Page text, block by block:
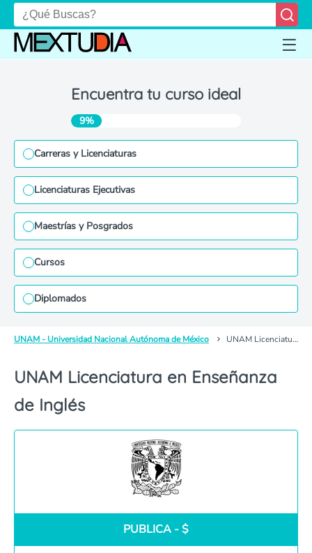
Encuentra tu curso ideal
9%
Carreras y Licenciaturas
Licenciaturas Ejecutivas
Maestrías y Posgrados
Cursos
Diplomados
UNAM - Universidad Nacional Autónoma de México UNAM Licenciatura en Enseñanza de Inglés
UNAM Licenciatura en Enseñanza
de Inglés
PUBLICA - $